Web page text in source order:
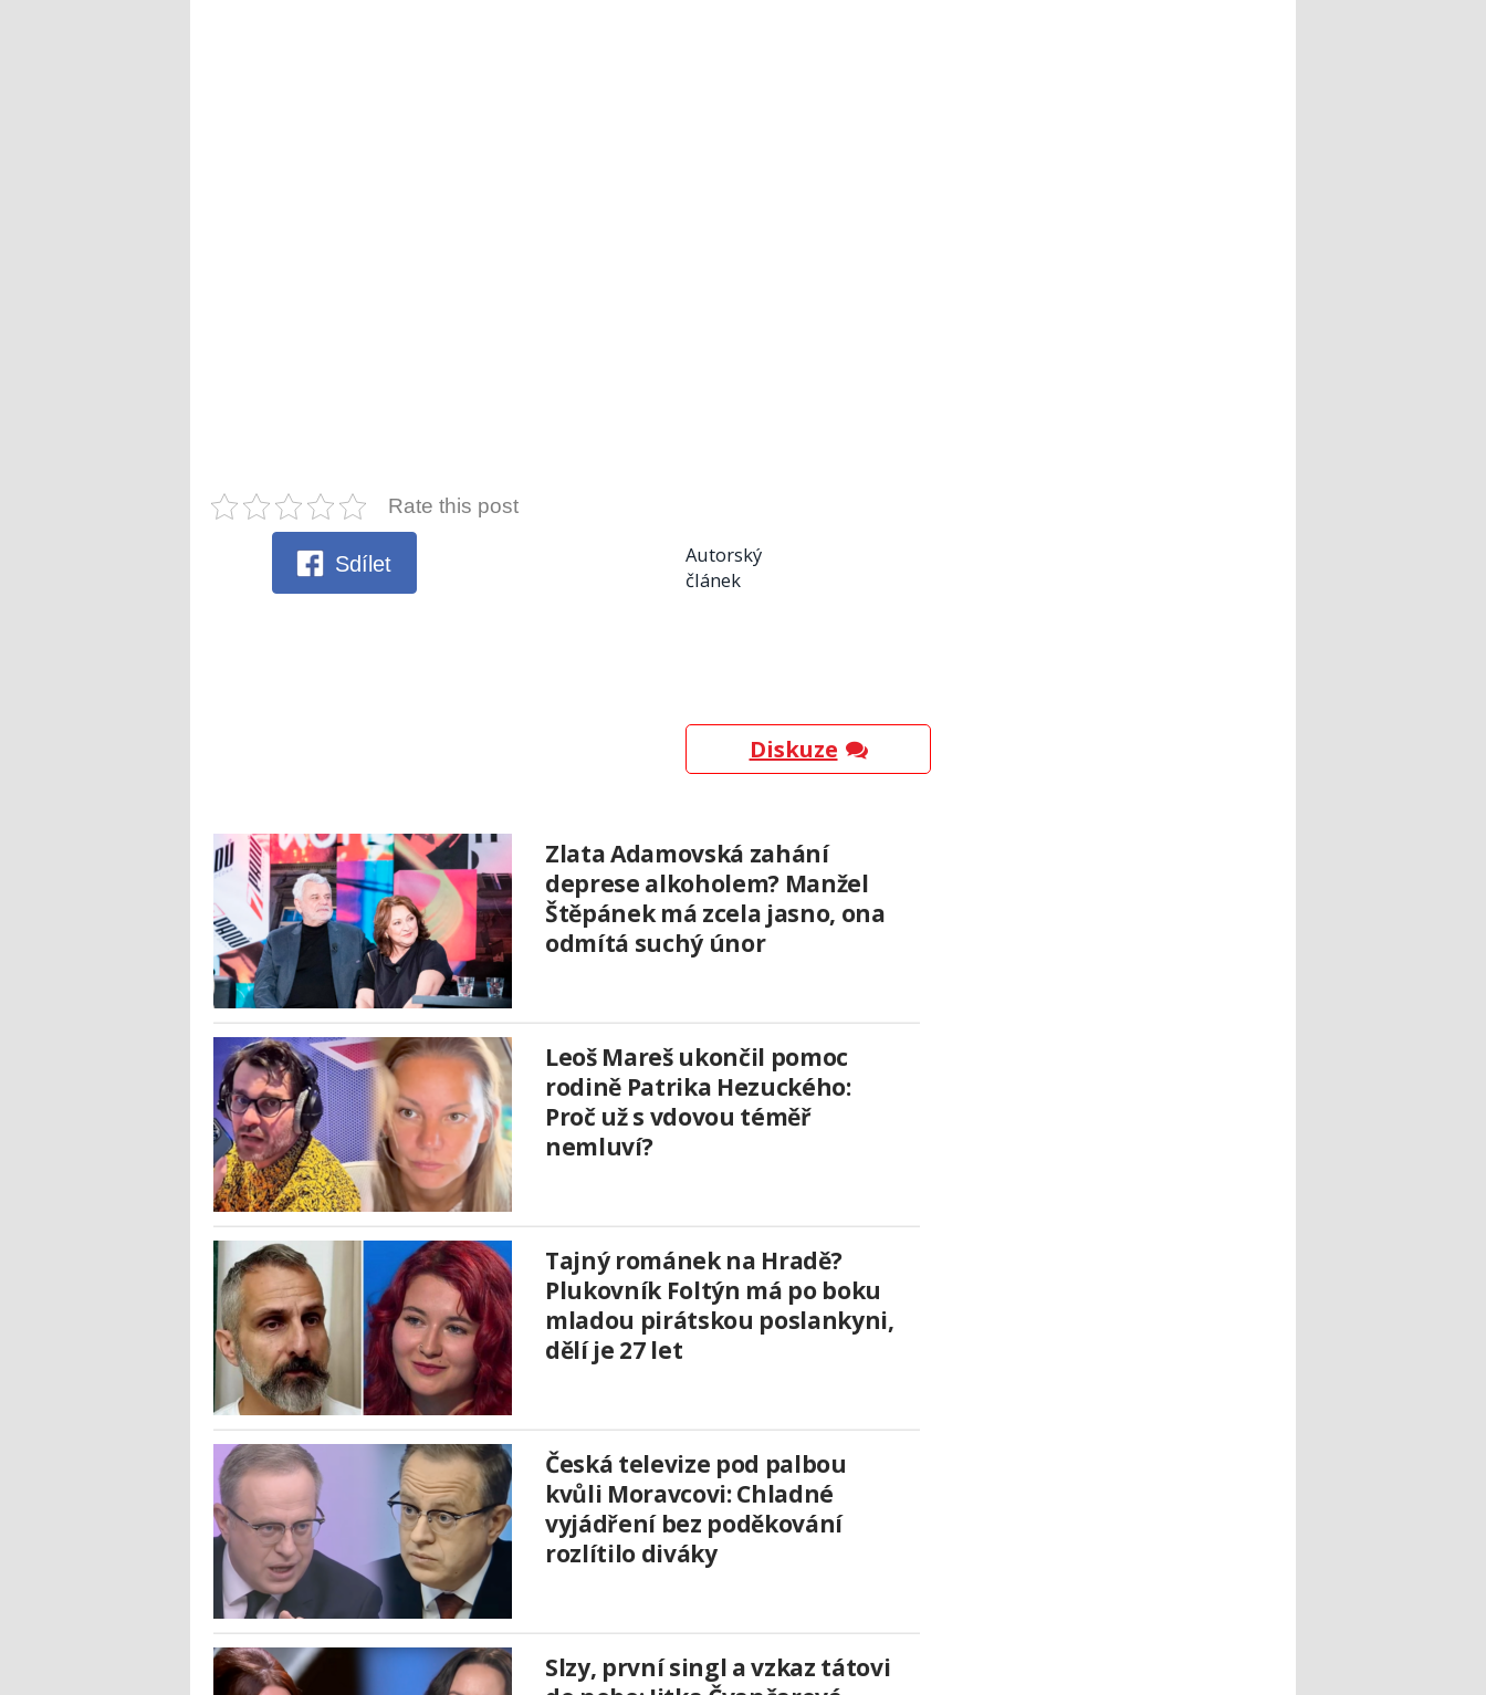
Rate this post
Sdílet
Autorský
článek
Diskuze
Zlata Adamovská zahání
deprese alkoholem? Manžel
Štěpánek má zcela jasno, ona
odmítá suchý únor
Leoš Mareš ukončil pomoc
rodině Patrika Hezuckého:
Proč už s vdovou téměř
nemluví?
Tajný románek na Hradě?
Plukovník Foltýn má po boku
mladou pirátskou poslankyni,
dělí je 27 let
Česká televize pod palbou
kvůli Moravcovi: Chladné
vyjádření bez poděkování
rozlítilo diváky
Slzy, první singl a vzkaz tátovi